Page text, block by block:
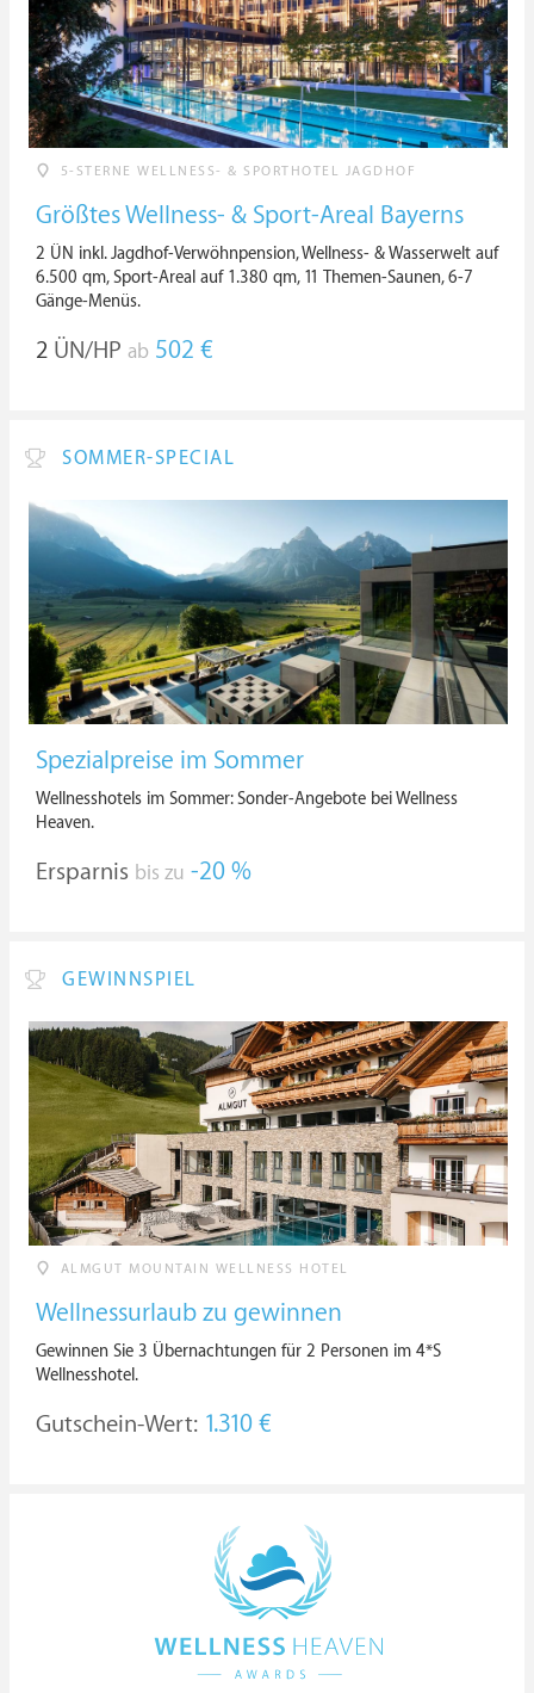
5-STERNE WELLNESS- & SPORTHOTEL JAGDHOF
Größtes Wellness- & Sport-Areal Bayerns
2 ÜN inkl. Jagdhof-Verwöhnpension, Wellness- & Wasserwelt auf
6.500 qm, Sport-Areal auf 1.380 qm, 11 Themen-Saunen, 6-7
Gänge-Menüs.
2 ÜN/HP ab 502 €
SOMMER-SPECIAL
Spezialpreise im Sommer
Wellnesshotels im Sommer: Sonder-Angebote bei Wellness
Heaven.
Ersparnis bis zu -20 %
GEWINNSPIEL
ALMGUT MOUNTAIN WELLNESS HOTEL
Wellnessurlaub zu gewinnen
Gewinnen Sie 3 Übernachtungen für 2 Personen im 4*S
Wellnesshotel.
Gutschein-Wert: 1.310 €